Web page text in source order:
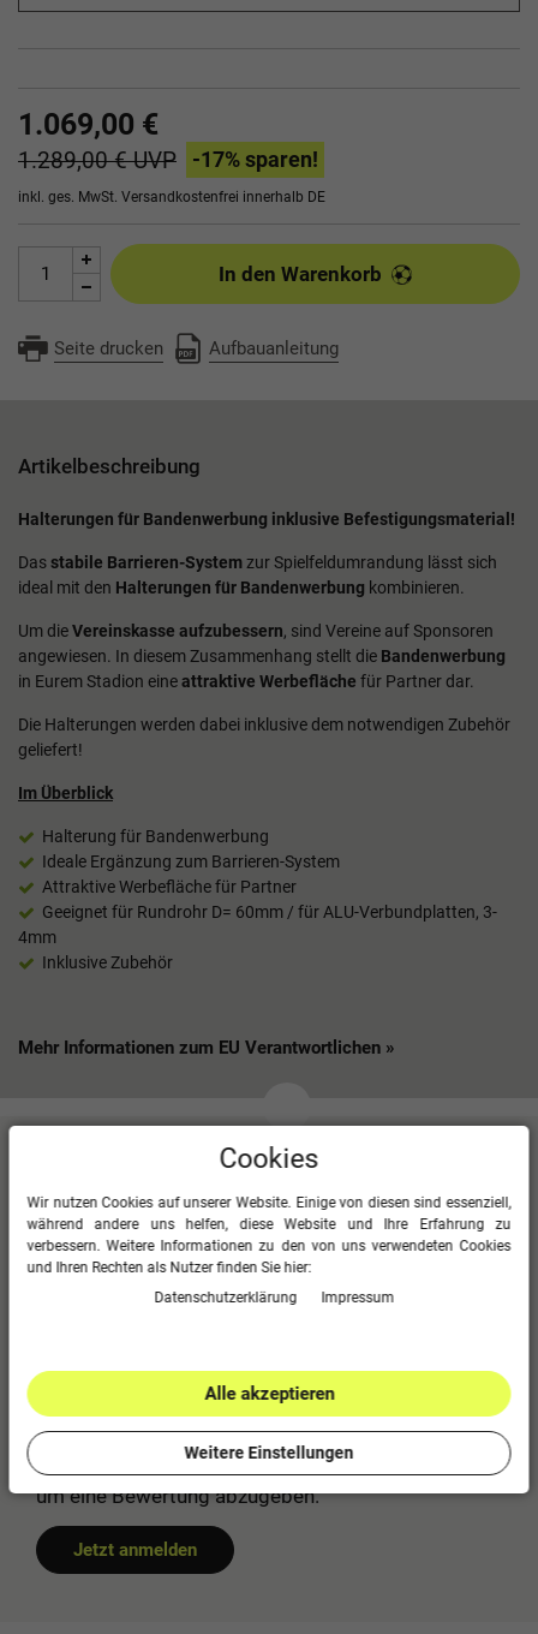
1.069,00 €
1.289,00 €UVP -17% sparen!
inkl. ges. MwSt. Versandkostenfrei innerhalb DE
In den Warenkorb
Seite drucken Aufbauanleitung
Artikelbeschreibung
Halterungen für Bandenwerbung inklusive Befestigungsmaterial!
Dasstabile Barrieren-Systemzur Spielfeldumrandung lässt sich
ideal mit den Halterungen für Bandenwerbung kombinieren.
Um dieVereinskasse aufzubessern, sind Vereine auf Sponsoren
angewiesen. In diesem Zusammenhang stellt die Bandenwerbung
in Eurem Stadion eineattraktive Werbefläche für Partner dar.
Die Halterungen werden dabei inklusive dem notwendigen Zubehör
geliefert!
Im Überblick
Halterung für Bandenwerbung
Ideale Ergänzung zum Barrieren-System
Attraktive Werbefläche für Partner
Geeignet für Rundrohr D= 60mm / für ALU-Verbundplatten, 3-
4mm
Inklusive Zubehör
Mehr Informationen zum EU Verantwortlichen »
Kundenbewertungen
Für diesen Artikel erfolgte leider noch keine
Kundenbewertung.
5
0
0
2
0
0
Bitte logge dich in dein Kundenkonto ein
um eine Bewertung abzugeben.
Jetzt anmelden
Cookies
Wir nutzen Cookies auf unserer Website. Einige von diesen sind essenziell,
während andere uns helfen, diese Website und Ihre Erfahrung zu
verbessern. Weitere Informationen zu den von uns verwendeten Cookies
und Ihren Rechten als Nutzer finden Sie hier:
Daten­schutz­erklärung
Impressum
Alle akzeptieren
Weitere Einstellungen